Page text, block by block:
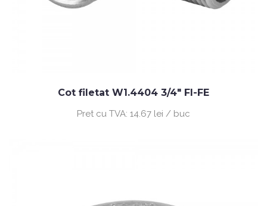
Cot filetat W1.4404 3/4" FI-FE
Pret cu TVA: 14.67 lei / buc